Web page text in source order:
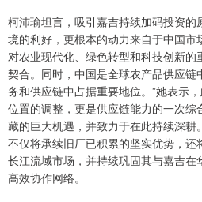
柯沛瑜坦言，吸引嘉吉持续加码投资
境的利好，更根本的动力来自于中国市
对农业现代化、绿色转型和科技创新
契合。同时，中国是全球农产品供应链
务和供应链中占据重要地位。”她表示
位置的调整，更是供应链能力的一次
藏的巨大机遇，并致力于在此持续深耕
不仅将承续旧厂已积累的坚实优势，还
长江流域市场，并持续巩固其与嘉吉
高效协作网络。